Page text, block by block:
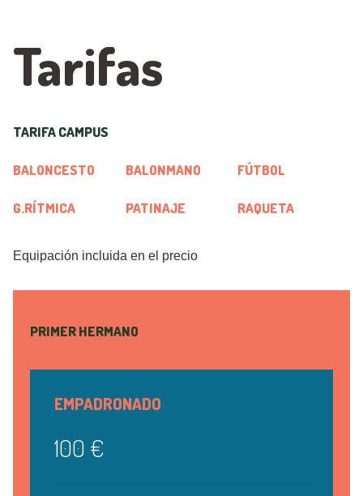
Tarifas
TARIFA CAMPUS
BALONCESTO BALONMANO FÚTBOL
G.RÍTMICA PATINAJE RAQUETA
Equipación incluida en el precio
PRIMER HERMANO
EMPADRONADO
100 €